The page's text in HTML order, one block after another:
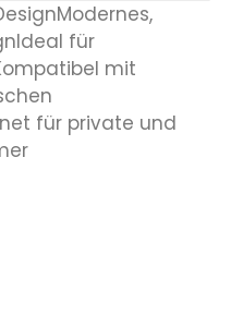
für
mit
für private und